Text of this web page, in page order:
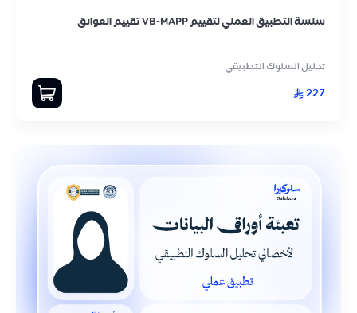
سلسة التطبيق العملي لتقييم VB-MAPP تقييم العوائق
تحليل السلوك التطبيقي
227